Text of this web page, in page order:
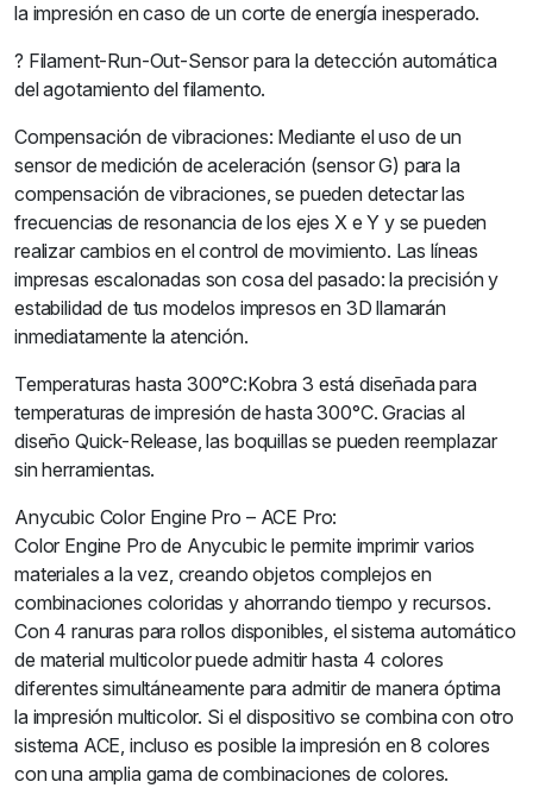
la impresión en caso de un corte de energía inesperado.
? Filament-Run-Out-Sensor para la detección automática
del agotamiento del filamento.
Compensación de vibraciones: Mediante el uso de un
sensor de medición de aceleración (sensor G) para la
compensación de vibraciones, se pueden detectar las
frecuencias de resonancia de los ejes X e Y y se pueden
realizar cambios en el control de movimiento. Las líneas
impresas escalonadas son cosa del pasado: la precisión y
estabilidad de tus modelos impresos en 3D llamarán
inmediatamente la atención.
Temperaturas hasta 300°C:Kobra 3 está diseñada para
temperaturas de impresión de hasta 300°C. Gracias al
diseño Quick-Release, las boquillas se pueden reemplazar
sin herramientas.
Anycubic Color Engine Pro – ACE Pro:
Color Engine Pro de Anycubic le permite imprimir varios
materiales a la vez, creando objetos complejos en
combinaciones coloridas y ahorrando tiempo y recursos.
Con 4 ranuras para rollos disponibles, el sistema automático
de material multicolor puede admitir hasta 4 colores
diferentes simultáneamente para admitir de manera óptima
la impresión multicolor. Si el dispositivo se combina con otro
sistema ACE, incluso es posible la impresión en 8 colores
con una amplia gama de combinaciones de colores.